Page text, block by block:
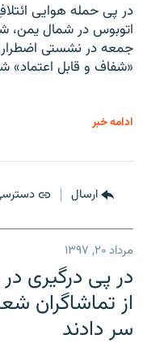
در پی حمله هوایی
اتوبوس در شمال یمن،
جمعه در نشستی
«شفاف و قابل اعتماد»
ادامه خبر
ارسال
مرداد ۲۰, ۱۳۹۷
در پی درگیری
از تماشاگران
سر دادند